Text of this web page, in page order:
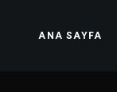
ANA SAYFA